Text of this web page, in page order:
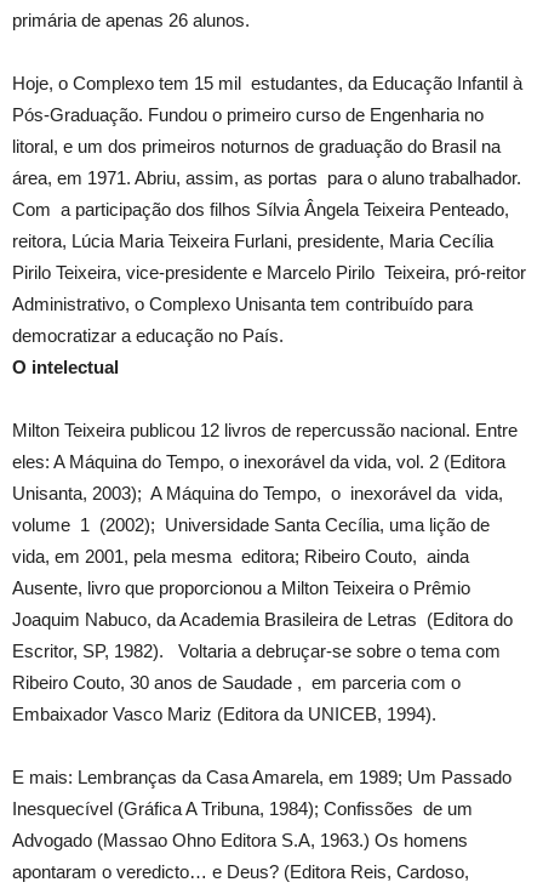
primária de apenas 26 alunos.
Hoje, o Complexo tem 15 mil estudantes, da Educação Infantil à
Pós-Graduação. Fundou o primeiro curso de Engenharia no
litoral, e um dos primeiros noturnos de graduação do Brasil na
área, em 1971. Abriu, assim, as portas para o aluno trabalhador.
Com a participação dos filhos Sílvia Ângela Teixeira Penteado,
reitora, Lúcia Maria Teixeira Furlani, presidente, Maria Cecília
Pirilo Teixeira, vice-presidente e Marcelo Pirilo Teixeira, pró-reitor
Administrativo, o Complexo Unisanta tem contribuído para
democratizar a educação no País.
O intelectual
Milton Teixeira publicou 12 livros de repercussão nacional. Entre
eles: A Máquina do Tempo, o inexorável da vida, vol. 2 (Editora
Unisanta, 2003); A Máquina do Tempo, o inexorável da vida,
volume 1 (2002); Universidade Santa Cecília, uma lição de
vida, em 2001, pela mesma editora; Ribeiro Couto, ainda
Ausente, livro que proporcionou a Milton Teixeira o Prêmio
Joaquim Nabuco, da Academia Brasileira de Letras (Editora do
Escritor, SP, 1982). Voltaria a debruçar-se sobre o tema com
Ribeiro Couto, 30 anos de Saudade , em parceria com o
Embaixador Vasco Mariz (Editora da UNICEB, 1994).
E mais: Lembranças da Casa Amarela, em 1989; Um Passado
Inesquecível (Gráfica A Tribuna, 1984); Confissões de um
Advogado (Massao Ohno Editora S.A, 1963.) Os homens
apontaram o veredicto… e Deus? (Editora Reis, Cardoso,